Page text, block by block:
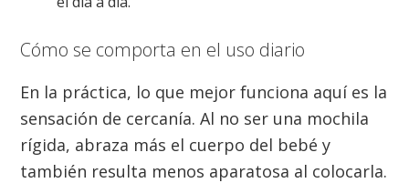
Cómo se comporta en el uso diario
En la práctica, lo que mejor funciona aquí es la
sensación de cercanía. Al no ser una mochila
rígida, abraza más el cuerpo del bebé y
también resulta menos aparatosa al colocarla.